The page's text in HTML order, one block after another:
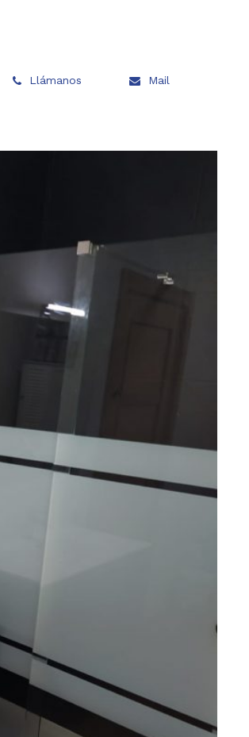
Llámanos Mail